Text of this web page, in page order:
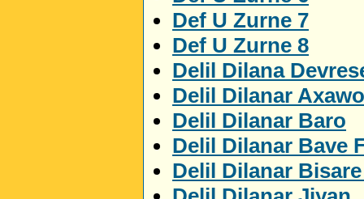
Def U Zurne 7
Def U Zurne 8
Delil Dilana
Delil Dilanar
Delil Dilanar Baro
Delil Dilanar Bave
Delil Dilanar